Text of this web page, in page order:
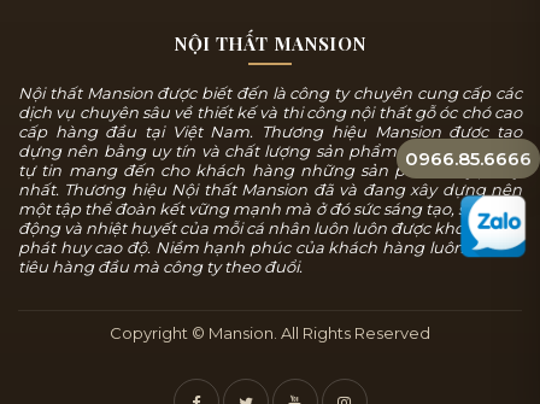
0966.85.6666
NỘI THẤT MANSION
Nội thất Mansion được biết đến là công ty chuyên cung cấp các
dịch vụ chuyên sâu về thiết kế và thi công nội thất gỗ óc chó cao
cấp hàng đầu tại Việt Nam. Thương hiệu Mansion được tạo
dựng nên bằng uy tín và chất lượng sản phẩm, chúng tôi luôn
tự tin mang đến cho khách hàng những sản phẩm tuyệt mỹ
nhất. Thương hiệu Nội thất Mansion đã và đang xây dựng nên
một tập thể đoàn kết vững mạnh mà ở đó sức sáng tạo, sự năng
động và nhiệt huyết của mỗi cá nhân luôn luôn được khơi dậy và
phát huy cao độ. Niềm hạnh phúc của khách hàng luôn là mục
tiêu hàng đầu mà công ty theo đuổi.
Copyright © Mansion. All Rights Reserved